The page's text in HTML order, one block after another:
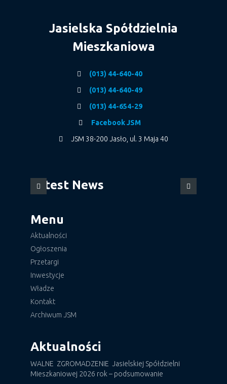
Jasielska Spółdzielnia
Mieszkaniowa
(013) 44-640-40
(013) 44-640-49
(013) 44-654-29
Facebook JSM
JSM 38-200 Jasło, ul. 3 Maja 40
Latest News
Menu
Aktualności
Ogłoszenia
Przetargi
Inwestycje
Władze
Kontakt
Archiwum JSM
Aktualności
WALNE ZGROMADZENIE Jasielskiej Spółdzielni
Mieszkaniowej 2026 rok – podsumowanie